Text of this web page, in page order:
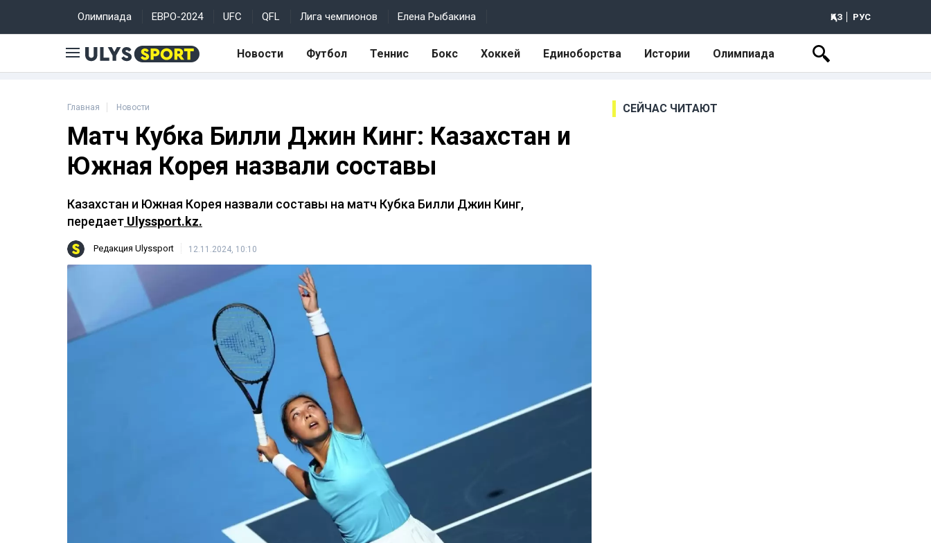
Олимпиада ЕВРО-2024 UFC QFL Лига чемпионов Елена Рыбакина ҚАЗ РУС
Новости Футбол Теннис Бокс Хоккей Единоборства Истории Олимпиада
Главная Новости
Матч Кубка Билли Джин Кинг: Казахстан и
Южная Корея назвали составы
Казахстан и Южная Корея назвали составы на матч Кубка Билли Джин Кинг,
передает Ulyssport.kz.
Редакция Ulyssport 12.11.2024, 10:10
СЕЙЧАС ЧИТАЮТ